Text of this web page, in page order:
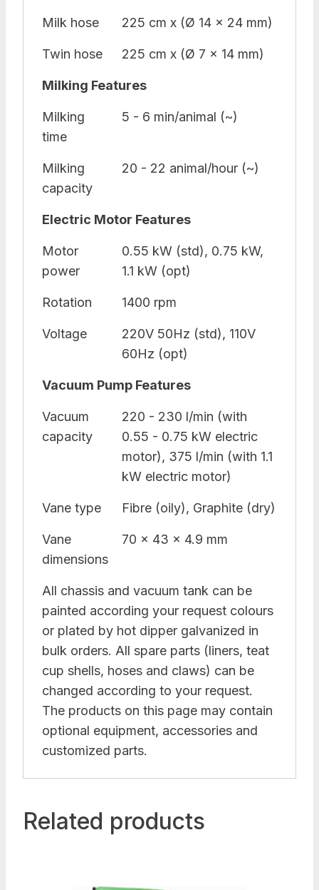
Milk hose 225 cm x (Ø 14 x 24 mm)
Twin hose 225 cm x (Ø 7 x 14 mm)
Milking Features
Milking
time
5 - 6 min/animal (~)
Milking
capacity
20 - 22 animal/hour (~)
Electric Motor Features
Motor
power
0.55 kW (std), 0.75 kW,
1.1 kW (opt)
Rotation 1400 rpm
Voltage
220V 50Hz (std), 110V
60Hz (opt)
Vacuum Pump Features
Vacuum
capacity
220 - 230 l/min (with
0.55 - 0.75 kW electric
motor), 375 l/min (with 1.1
kW electric motor)
Vane type Fibre (oily), Graphite (dry)
Vane
dimensions
70 x 43 x 4.9 mm
All chassis and vacuum tank can be
painted according your request colours
or plated by hot dipper galvanized in
bulk orders. All spare parts (liners, teat
cup shells, hoses and claws) can be
changed according to your request.
The products on this page may contain
optional equipment, accessories and
customized parts.
Related products